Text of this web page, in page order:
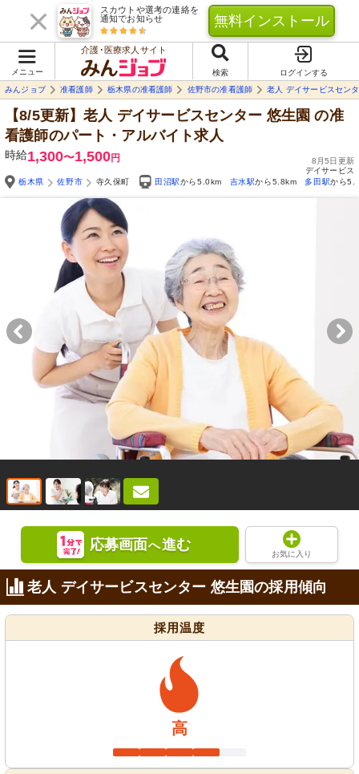
スカウトや選考の連絡を
通知でお知らせ
無料インストール
メニュー
介護･医療求人サイト
検索
ログインする
みんジョブ
准看護師 栃木県の准看護師 佐野市の准看護師 老人 デイサービスセン
【8/5更新】老人 デイサービスセンター 悠生園 の准
看護師のパート・アルバイト求人
時給1,300〜1,500円
8月5日更新
デイサービス
栃木県
佐野市 寺久保町 田沼駅から5.0km 吉水駅から5.8km 多田駅から
応募画面へ進む
お気に入り
老人 デイサービスセンター 悠生園の採用傾向
採用温度
高